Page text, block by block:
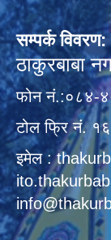
सम्पर्क विवरण:
ठाकुरबाबा
फोन नं.:०८४-
टोल फ्रि नं.
इमेल :